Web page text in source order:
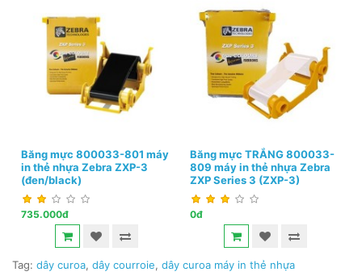
Băng mực 800033-801 máy
in thẻ nhựa Zebra ZXP-3
(đen/black)
735.000đ
Băng mực TRẮNG 800033-
809 máy in thẻ nhựa Zebra
ZXP Series 3 (ZXP-3)
0đ
Tag: dây curoa, dây courroie, dây curoa máy in thẻ nhựa